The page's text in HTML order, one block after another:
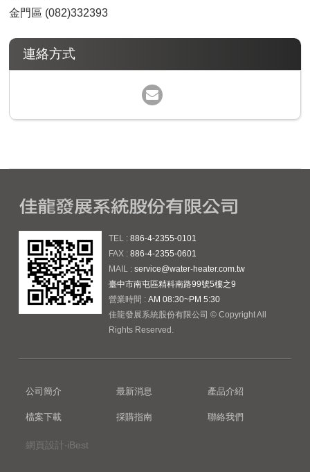
金門區 (082)332393
連絡方式
TEL :886-4-2355-0101
FAX :886-4-2355-0601
MAIL :service@water-heater.com.tw
臺中市南屯區精科南路99號5樓之9
營業時間 :AM 08:30~PM 5:30
佳龍發展系統股份有限公司 © Copyright All
Rights Reserved.
公司簡介 最新消息 產品介紹
檔案下載 採購指南 聯絡我們
網頁設計‧iBest